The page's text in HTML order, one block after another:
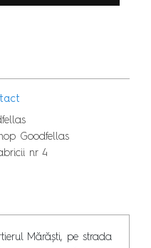
Goodfellas
nr 4